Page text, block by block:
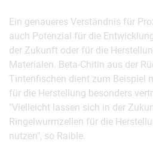
Ein genaueres Verständnis für
auch Potenzial für die
der Zukunft oder für die
Materialen. Beta-Chitin aus der
Tintenfischen dient zum Beispiel
für die Herstellung besonders
"Vielleicht lassen sich in der
Ringelwurmzellen für die
nutzen", so Raible.